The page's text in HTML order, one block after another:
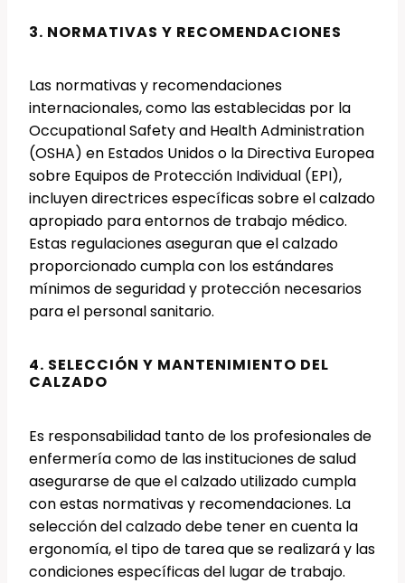
3. NORMATIVAS Y RECOMENDACIONES
Las normativas y recomendaciones
internacionales, como las establecidas por la
Occupational Safety and Health Administration
(OSHA) en Estados Unidos o la Directiva Europea
sobre Equipos de Protección Individual (EPI),
incluyen directrices específicas sobre el calzado
apropiado para entornos de trabajo médico.
Estas regulaciones aseguran que el calzado
proporcionado cumpla con los estándares
mínimos de seguridad y protección necesarios
para el personal sanitario.
4. SELECCIÓN Y MANTENIMIENTO DEL
CALZADO
Es responsabilidad tanto de los profesionales de
enfermería como de las instituciones de salud
asegurarse de que el calzado utilizado cumpla
con estas normativas y recomendaciones. La
selección del calzado debe tener en cuenta la
ergonomía, el tipo de tarea que se realizará y las
condiciones específicas del lugar de trabajo.